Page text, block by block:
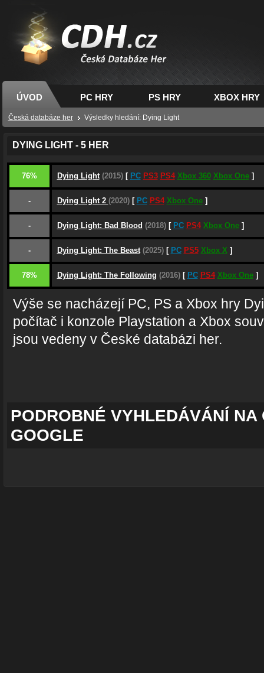
CDH.cz - hry na PC,
PS, XBOX - Česká
databáze her
ÚVOD PC HRY PS HRY XBOX HRY
Česká databáze her Výsledky hledání: Dying Light
DYING LIGHT - 5 HER
76% Dying Light (2015)[ PC PS3 PS4 Xbox 360 Xbox One]
- Dying Light 2 (2020)[ PC PS4 Xbox One]
- Dying Light: Bad Blood (2018)[ PC PS4 Xbox One]
- Dying Light: The Beast (2025)[ PC PS5 Xbox X]
78% Dying Light: The Following (2016)[ PC PS4 Xbox One]
Výše se nacházejí PC, PS a Xbox hry
počítač i konzole Playstation a Xbox
jsou vedeny v České databázi her.
PODROBNÉ VYHLEDÁVÁNÍ NA
GOOGLE